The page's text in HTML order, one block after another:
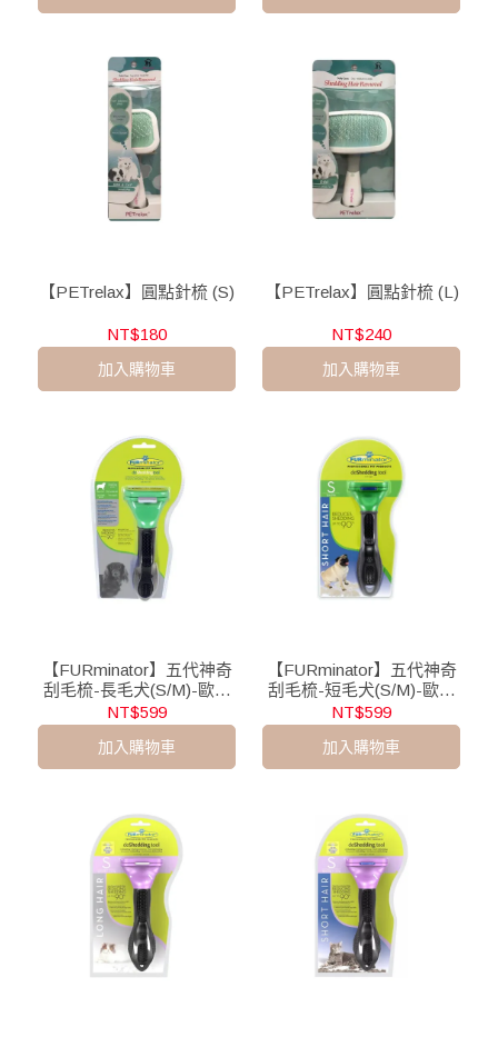
【PETrelax】圓點針梳 (S)
NT$180
加入購物車
【PETrelax】圓點針梳 (L)
NT$240
加入購物車
【FURminator】五代神奇
刮毛梳-長毛犬(S/M)-歐美
平行輸入版
NT$599
加入購物車
【FURminator】五代神奇
刮毛梳-短毛犬(S/M)-歐美
平行輸入版
NT$599
加入購物車